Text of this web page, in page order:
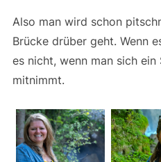
Also man wird schon
Brücke drüber geht. Wenn
es nicht, wenn man sich ein
mitnimmt.